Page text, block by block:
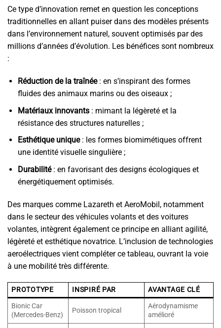
Ce type d’innovation remet en question les conceptions
traditionnelles en allant puiser dans des modèles présents
dans l’environnement naturel, souvent optimisés par des
millions d’années d’évolution. Les bénéfices sont nombreux
:
Réduction de la traînée: en s’inspirant des formes
fluides des animaux marins ou des oiseaux ;
Matériaux innovants: mimant la légèreté et la
résistance des structures naturelles ;
Esthétique unique: les formes biomimétiques offrent
une identité visuelle singulière ;
Durabilité: en favorisant des designs écologiques et
énergétiquement optimisés.
Des marques comme Lazareth et AeroMobil, notamment
dans le secteur des véhicules volants et des voitures
volantes, intègrent également ce principe en alliant agilité,
légèreté et esthétique novatrice. L’inclusion de technologies
aeroélectriques vient compléter ce tableau, ouvrant la voie
à une mobilité très différente.
PROTOTYPE INSPIRÉ PAR
AVANTAGE CLÉ
Bionic Car
(Mercedes-Benz)
Poisson tropical
Aérodynamisme
amélioré